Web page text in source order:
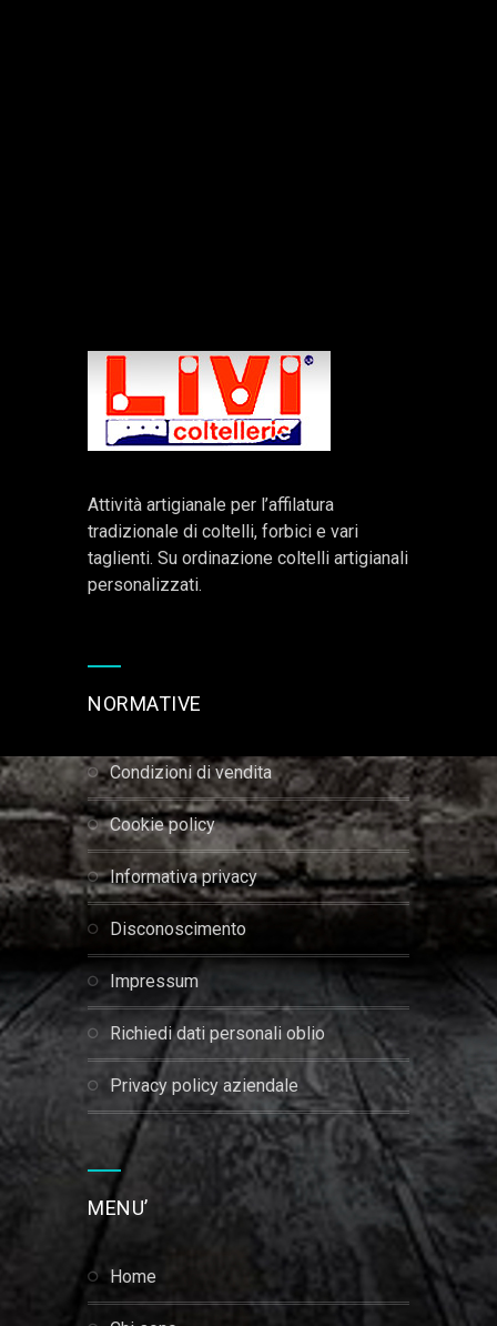
Attività artigianale per l’affilatura
tradizionale di coltelli, forbici e vari
taglienti. Su ordinazione coltelli artigianali
personalizzati.
NORMATIVE
condizioni di vendita
cookie policy
informativa privacy
disconoscimento
impressum
richiedi dati personali oblio
privacy policy aziendale
MENU’
home